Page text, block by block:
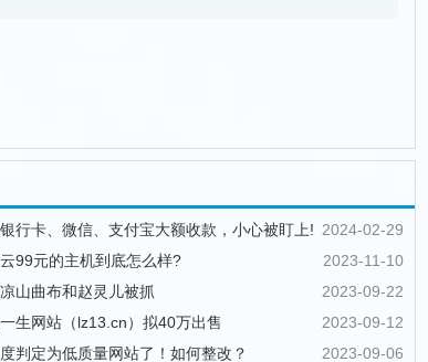
2024-02-29
行卡、微信、支付宝大额收款，小心被盯上!
2023-11-10
99元的主机到底怎么样?
2023-09-22
山曲布和赵灵儿被抓
2023-09-12
生网站（lz13.cn）拟40万出售
2023-09-06
判定为低质量网站了！如何整改？